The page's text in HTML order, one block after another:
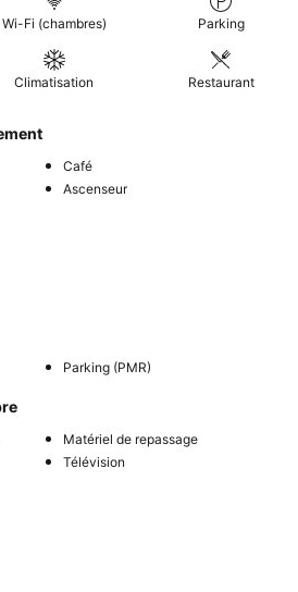
Wi-Fi (chambres) Parking
Climatisation Restaurant
Café
Ascenseur
Parking (PMR)
Matériel de repassage
Télévision